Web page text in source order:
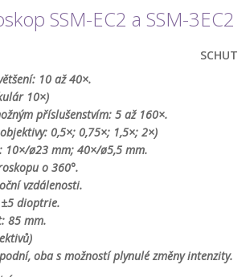
SSM-EC2 a SSM-3EC2
SCHUT
10 až 40×.
10×)
příslušenstvím: 5 až 160×.
0,5×; 0,75×; 1,5×; 2×)
10×/ø23 mm; 40×/ø5,5 mm.
o 360°.
vzdálenosti.
dioptrie.
85 mm.
oba s možností plynulé změny intenzity.